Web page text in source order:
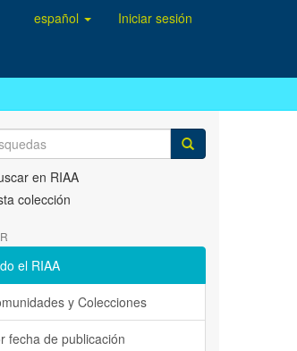
español Iniciar sesión
en RIAA
colección
el RIAA
y Colecciones
fecha de publicación